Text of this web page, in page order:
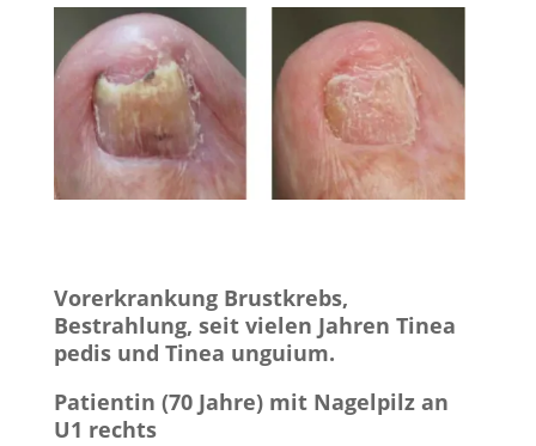
Vorerkrankung Brustkrebs,
Bestrahlung, seit vielen Jahren Tinea
pedis und Tinea unguium.
Patientin (70 Jahre) mit Nagelpilz an
U1 rechts